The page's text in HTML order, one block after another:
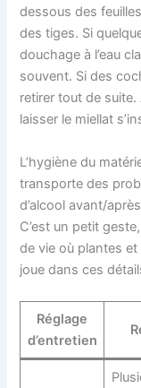
dessous des
des tiges. Si
douchage à l’eau
souvent. Si des
retirer tout de
laisser le miellat
L’hygiène du
transporte des
d’alcool avant/
C’est un petit
de vie où plantes
joue dans ces
Réglage
d’entretien